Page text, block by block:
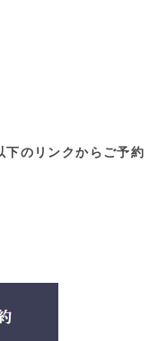
下のリンクからご予約